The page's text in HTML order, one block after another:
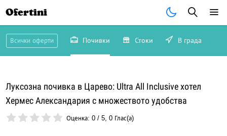
Ofertini
Всички оферти Почивки Стоки В града
Луксозна почивка в Царево: Ultra All Inclusive хотел
Хермес Александария с множеството удобства
Оценка:0 /5,0 Глас(а)